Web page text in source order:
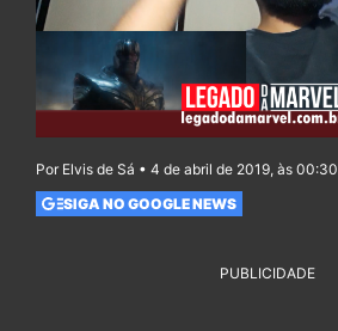
Por Elvis de Sá • 4 de abril de 2019, às 00:30
SIGA NO GOOGLE NEWS
PUBLICIDADE